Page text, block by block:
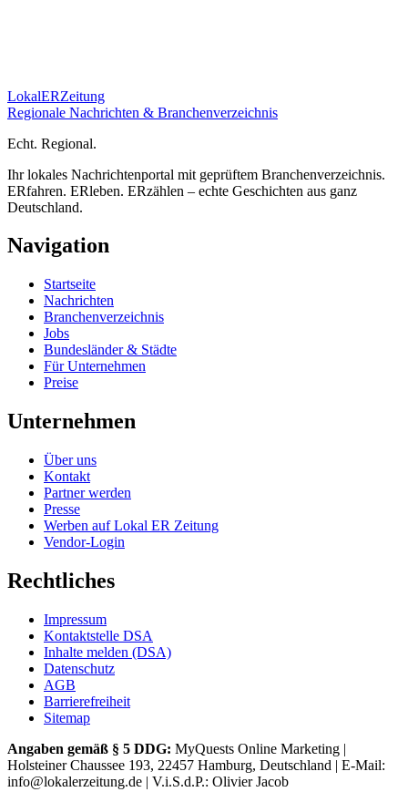
LokalERZeitung
Regionale Nachrichten & Branchenverzeichnis
Echt. Regional.
Ihr lokales Nachrichtenportal mit geprüftem Branchenverzeichnis.
ERfahren. ERleben. ERzählen – echte Geschichten aus ganz
Deutschland.
Navigation
Startseite
Nachrichten
Branchenverzeichnis
Jobs
Bundesländer & Städte
Für Unternehmen
Preise
Unternehmen
Über uns
Kontakt
Partner werden
Presse
Werben auf Lokal ER Zeitung
Vendor-Login
Rechtliches
Impressum
Kontaktstelle DSA
Inhalte melden (DSA)
Datenschutz
AGB
Barrierefreiheit
Sitemap
Angaben gemäß § 5 DDG: MyQuests Online Marketing |
Holsteiner Chaussee 193, 22457 Hamburg, Deutschland | E-Mail:
info@lokalerzeitung.de | V.i.S.d.P.: Olivier Jacob